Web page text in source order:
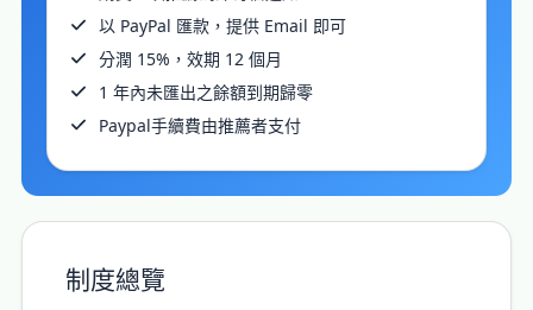
以 PayPal 匯款，提供 Email 即可
分潤 15%，效期 12 個月
1 年內未匯出之餘額到期歸零
Paypal手續費由推薦者支付
制度總覽